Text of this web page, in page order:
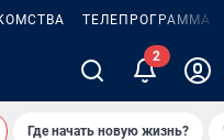
ТЕЛЕПРОГРАММА
2
Где начать новую жизнь?